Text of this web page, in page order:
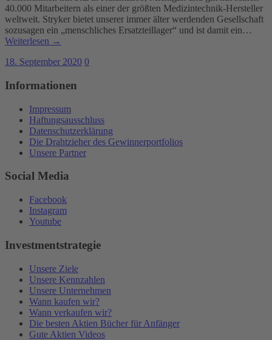
40.000 Mitarbeitern als einer der größten Medizintechnik-Hersteller
weltweit. Stryker bietet unserer immer älter werdenden Gesellschaft
sozusagen ein „menschliches Ersatzteillager“ und ist damit ein…
Weiterlesen →
18. September 2020 0
Informationen
Impressum
Haftungsausschluss
Datenschutzerklärung
Die Drahtzieher des Gewinnerportfolios
Unsere Partner
Social Media
Facebook
Instagram
Youtube
Investmentstrategie
Unsere Ziele
Unsere Kennzahlen
Unsere Unternehmen
Wann kaufen wir?
Wann verkaufen wir?
Die besten Aktien Bücher für Anfänger
Gute Aktien Videos